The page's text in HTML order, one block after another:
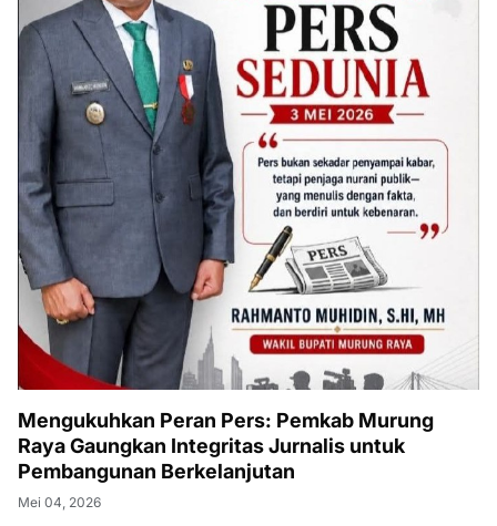
Mengukuhkan Peran Pers: Pemkab Murung
Raya Gaungkan Integritas Jurnalis untuk
Pembangunan Berkelanjutan
Mei 04, 2026